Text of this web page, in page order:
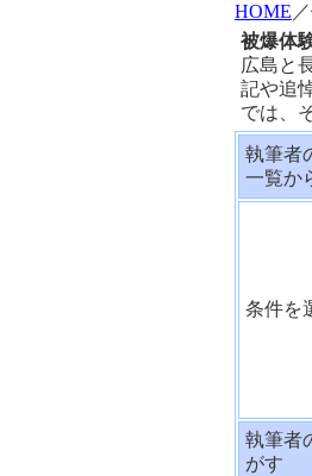
HOME
被爆体
広島と
記や追
では、
執筆者
一覧か
条件を
執筆者
がす